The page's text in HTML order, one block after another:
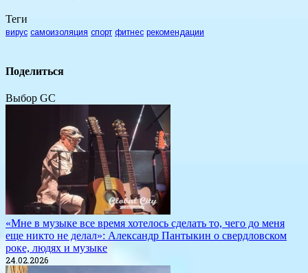
Теги
вирус самоизоляция спорт фитнес рекомендации
Поделиться
Выбор GC
«Мне в музыке все время хотелось сделать то, чего до меня
еще никто не делал»: Александр Пантыкин о свердловском
роке, людях и музыке
24.02.2026